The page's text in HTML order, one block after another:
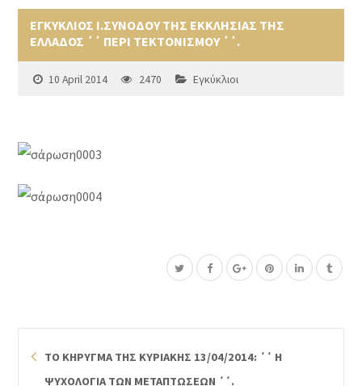
ΕΓΚΥΚΛΙΟΣ Ι.ΣΥΝΟΔΟΥ ΤΗΣ ΕΚΚΛΗΣΙΑΣ ΤΗΣ
ΕΛΛΑΔΟΣ ΄΄ ΠΕΡΙ ΤΕΚΤΟΝΙΣΜΟΥ ΄΄.
10 April 2014 2470 Εγκύκλιοι
ΤΟ ΚΗΡΥΓΜΑ ΤΗΣ ΚΥΡΙΑΚΗΣ 13/04/2014: ΄΄ Η
ΨΥΧΟΛΟΓΙΑ ΤΩΝ ΜΕΤΑΠΤΩΣΕΩΝ ΄΄.